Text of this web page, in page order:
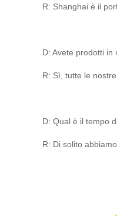
R: Shanghai è il
D: Avete prodotti in
R: Sì, tutte le
D: Qual è il tempo
R: Di solito